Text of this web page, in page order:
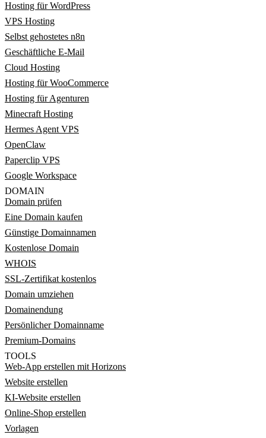
Hosting für WordPress
VPS Hosting
Selbst gehostetes n8n
Geschäftliche E-Mail
Cloud Hosting
Hosting für WooCommerce
Hosting für Agenturen
Minecraft Hosting
Hermes Agent VPS
OpenClaw
Paperclip VPS
Google Workspace
DOMAIN
Domain prüfen
Eine Domain kaufen
Günstige Domainnamen
Kostenlose Domain
WHOIS
SSL-Zertifikat kostenlos
Domain umziehen
Domainendung
Persönlicher Domainname
Premium-Domains
TOOLS
Web-App erstellen mit Horizons
Website erstellen
KI-Website erstellen
Online-Shop erstellen
Vorlagen